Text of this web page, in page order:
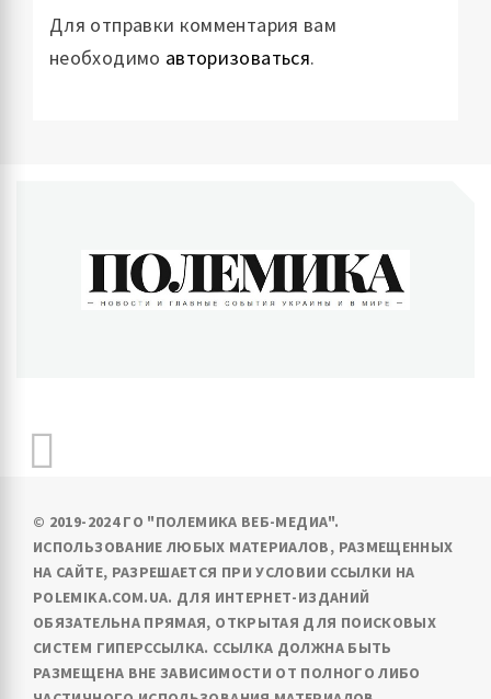
Для отправки комментария вам
необходимо авторизоваться.
© 2019-2024 ГО "ПОЛЕМИКА ВЕБ-МЕДИА".
ИСПОЛЬЗОВАНИЕ ЛЮБЫХ МАТЕРИАЛОВ, РАЗМЕЩЕННЫХ
НА САЙТЕ, РАЗРЕШАЕТСЯ ПРИ УСЛОВИИ ССЫЛКИ НА
POLEMIKA.COM.UA. ДЛЯ ИНТЕРНЕТ-ИЗДАНИЙ
ОБЯЗАТЕЛЬНА ПРЯМАЯ, ОТКРЫТАЯ ДЛЯ ПОИСКОВЫХ
СИСТЕМ ГИПЕРССЫЛКА. ССЫЛКА ДОЛЖНА БЫТЬ
РАЗМЕЩЕНА ВНЕ ЗАВИСИМОСТИ ОТ ПОЛНОГО ЛИБО